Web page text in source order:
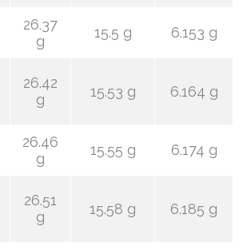
26.37
g
15.5 g 6.153 g
26.42
g
15.53 g 6.164 g
26.46
g
15.55 g 6.174 g
26.51
g
15.58 g 6.185 g